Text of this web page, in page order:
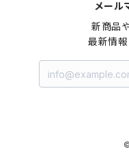
メール
新商品
最新情報